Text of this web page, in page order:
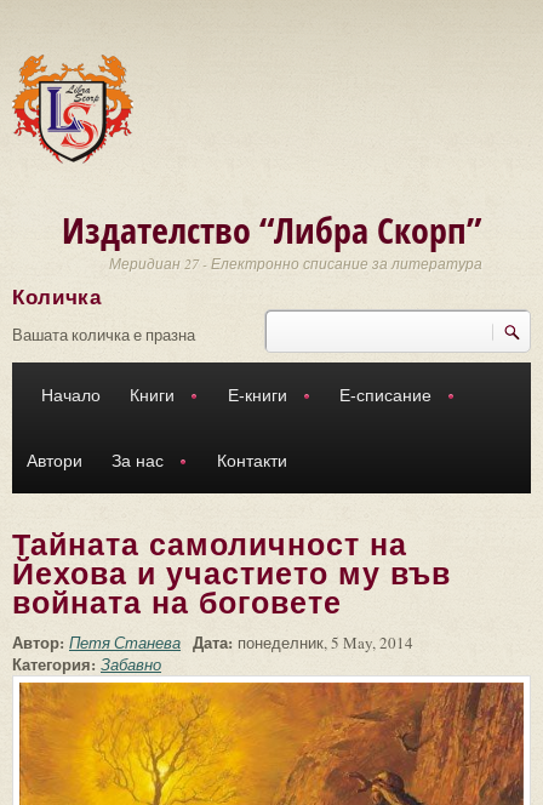
Издателство “Либра Скорп”
Меридиан 27 - Електронно списание за литература
Търси
Количка
Вашата количка е празна
Начало Книги Е-книги Е-списание
Автори За нас Контакти
Тайната самоличност на
Йехова и участието му във
войната на боговете
Автор: Петя Станева Дата: понеделник, 5 May, 2014
Категория: Забавно